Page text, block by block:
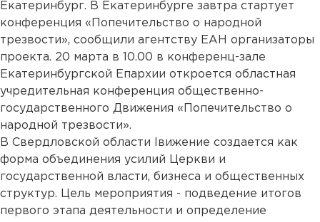
Екатеринбург. В Екатеринбурге завтра стартует
конференция «Попечительство о народной
трезвости», сообщили агентству ЕАН организаторы
проекта. 20 марта в 10.00 в конференц-зале
Екатеринбургской Епархии откроется областная
учредительная конференция общественно-
государственного Движения «Попечительство о
народной трезвости».
В Свердловской области lвижение создается как
форма объединения усилий Церкви и
государственной власти, бизнеса и общественных
структур. Цель мероприятия - подведение итогов
первого этапа деятельности и определение